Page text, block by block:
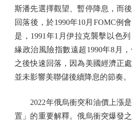
斯潘先選擇觀望、暫停降息，而
回落後，於1990年10月FOMC例
是，1991年1月伊拉克襲擊以色
緣政治風險指數遠超1990年8月
之後快速回落，因為美國經濟正
並未影響美聯儲後續降息的節奏。
2022年俄烏衝突和油價上漲是
置」的重要解釋。俄烏衝突爆發